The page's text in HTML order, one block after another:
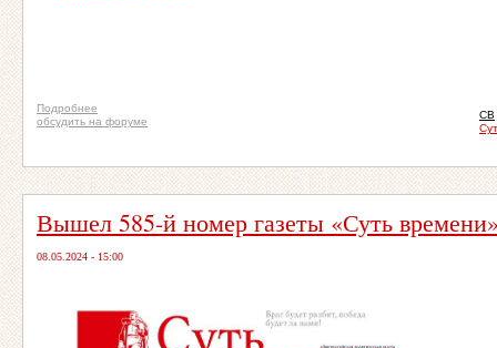
СВ
Подробнее
обсудить на форуме
Вышел 585-й номер газеты «Суть
08.05.2024 - 15:00